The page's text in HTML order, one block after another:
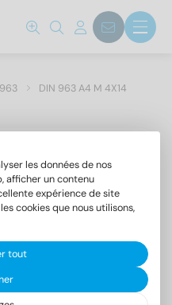
DIN 963 A4 M 4X14
les données de nos
afficher un contenu
expérience de site
cookies que nous utilisons,
tout